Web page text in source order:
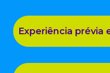
Experiência prévia